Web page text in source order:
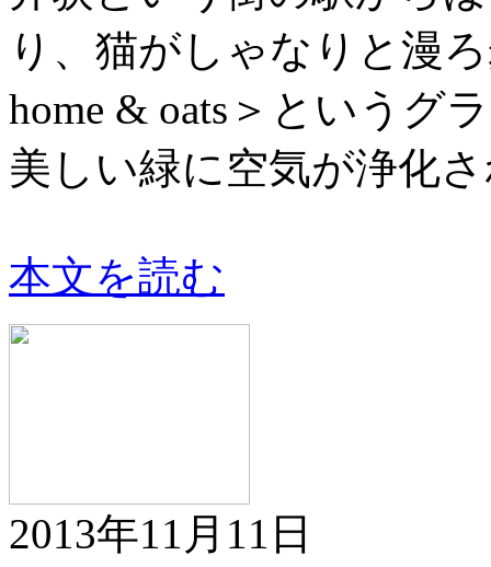
り、猫がしゃなりと漫
home & oats＞というグ
美しい緑に空気が浄化
本文を読む
2013年11月11日